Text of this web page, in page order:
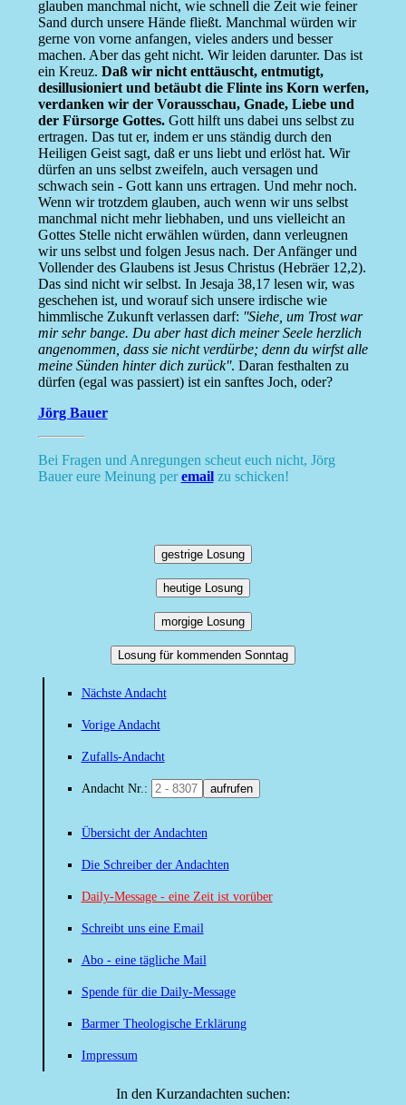
glauben manchmal nicht, wie schnell die Zeit wie feiner
Sand durch unsere Hände fließt. Manchmal würden wir
gerne von vorne anfangen, vieles anders und besser
machen. Aber das geht nicht. Wir leiden darunter. Das ist
ein Kreuz. Daß wir nicht enttäuscht, entmutigt,
desillusioniert und betäubt die Flinte ins Korn werfen,
verdanken wir der Vorausschau, Gnade, Liebe und
der Fürsorge Gottes.Gott hilft uns dabei uns selbst zu
ertragen. Das tut er, indem er uns ständig durch den
Heiligen Geist sagt, daß er uns liebt und erlöst hat. Wir
dürfen an uns selbst zweifeln, auch versagen und
schwach sein - Gott kann uns ertragen. Und mehr noch.
Wenn wir trotzdem glauben, auch wenn wir uns selbst
manchmal nicht mehr liebhaben, und uns vielleicht an
Gottes Stelle nicht erwählen würden, dann verleugnen
wir uns selbst und folgen Jesus nach. Der Anfänger und
Vollender des Glaubens ist Jesus Christus (Hebräer 12,2).
Das sind nicht wir selbst. In Jesaja 38,17 lesen wir, was
geschehen ist, und worauf sich unsere irdische wie
himmlische Zukunft verlassen darf: ''Siehe, um Trost war
mir sehr bange. Du aber hast dich meiner Seele herzlich
angenommen, dass sie nicht verdürbe; denn du wirfst alle
meine Sünden hinter dich zurück''. Daran festhalten zu
dürfen (egal was passiert) ist ein sanftes Joch, oder?
Jörg Bauer
Bei Fragen und Anregungen scheut euch nicht, Jörg
Bauer eure Meinung peremailzu schicken!
gestrige Losung
heutige Losung
morgige Losung
Losung für kommenden Sonntag
Nächste Andacht
Vorige Andacht
Zufalls-Andacht
Andacht Nr.: aufrufen
Übersicht der Andachten
Die Schreiber der Andachten
Daily-Message - eine Zeit ist vorüber
Schreibt uns eine Email
Abo - eine tägliche Mail
Spende für die Daily-Message
Barmer Theologische Erklärung
Impressum
In den Kurzandachten suchen: